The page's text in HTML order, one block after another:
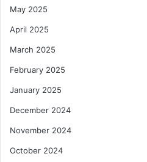
May 2025
April 2025
March 2025
February 2025
January 2025
December 2024
November 2024
October 2024